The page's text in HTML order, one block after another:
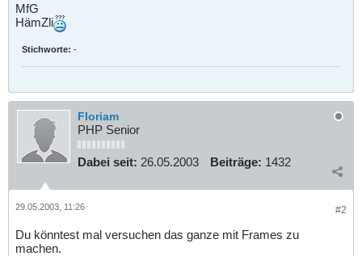
MfG
HämZli
Stichworte: -
Floriam
PHP Senior
Dabei seit: 26.05.2003 Beiträge: 1432
#2
29.05.2003, 11:26
Du könntest mal versuchen das ganze mit Frames zu
machen.